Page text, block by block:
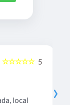
5
☆☆☆☆☆
local
›